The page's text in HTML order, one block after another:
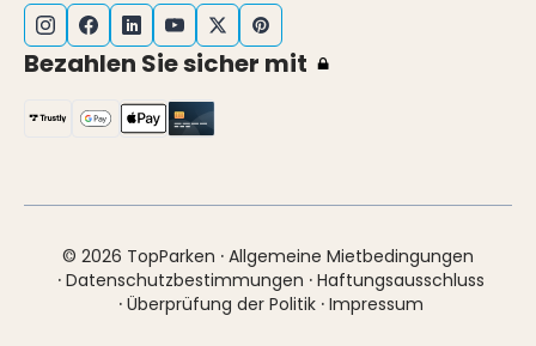
Bezahlen Sie sicher mit
© 2026 TopParken · Allgemeine Mietbedingungen
· Datenschutzbestimmungen · Haftungsausschluss
· Überprüfung der Politik · Impressum